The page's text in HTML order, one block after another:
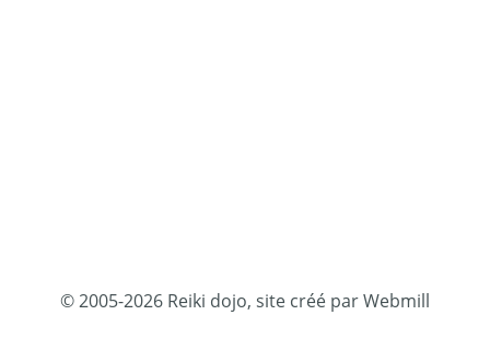
© 2005-2026 Reiki dojo, site créé par Webmill